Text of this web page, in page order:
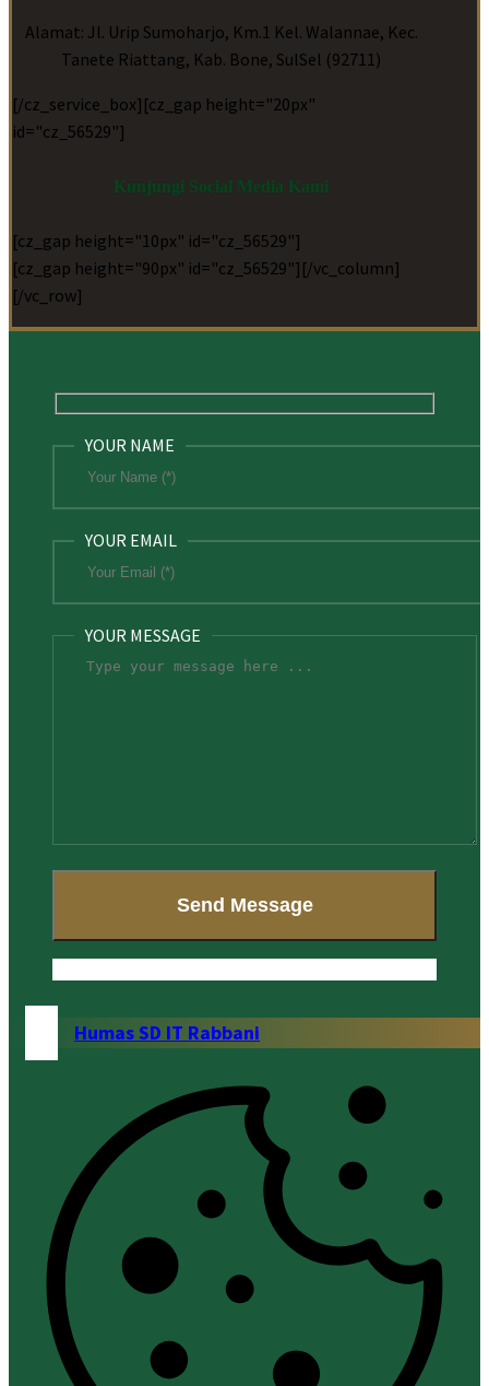
Alamat: Jl. Urip Sumoharjo, Km.1 Kel. Walannae, Kec.
Tanete Riattang, Kab. Bone, SulSel (92711)
[/cz_service_box][cz_gap height="20px"
id="cz_56529"]
Kunjungi Social Media Kami
[cz_gap height="10px" id="cz_56529"]
[cz_gap height="90px" id="cz_56529"][/vc_column]
[/vc_row]
YOUR NAME
YOUR EMAIL
YOUR MESSAGE
Humas SD IT Rabbani